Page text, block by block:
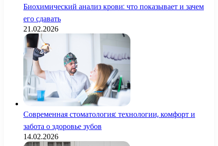
Биохимический анализ крови: что показывает и зачем
его сдавать
21.02.2026
Современная стоматология: технологии, комфорт и
забота о здоровье зубов
14.02.2026